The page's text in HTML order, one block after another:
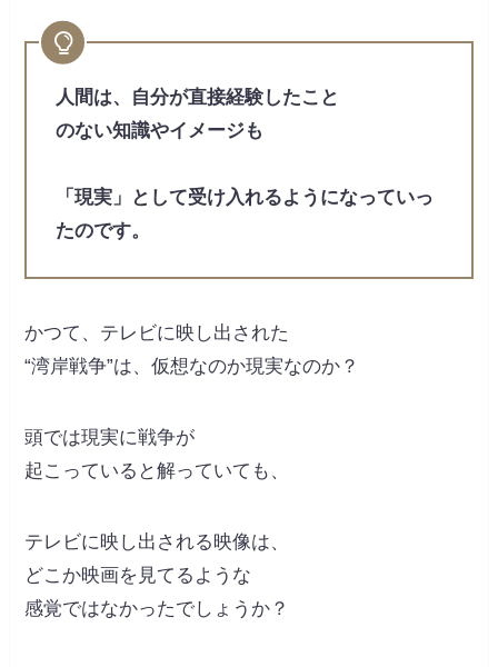
人間は、自分が直接経験したこと
のない知識やイメージも
「現実」として受け入れるようになっていっ
たのです。
かつて、テレビに映し出された
“湾岸戦争”は、仮想なのか現実なのか？
頭では現実に戦争が
起こっていると解っていても、
テレビに映し出される映像は、
どこか映画を見てるような
感覚ではなかったでしょうか？